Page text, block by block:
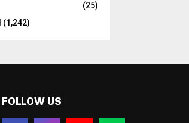
(25)
(1,242)
FOLLOW US